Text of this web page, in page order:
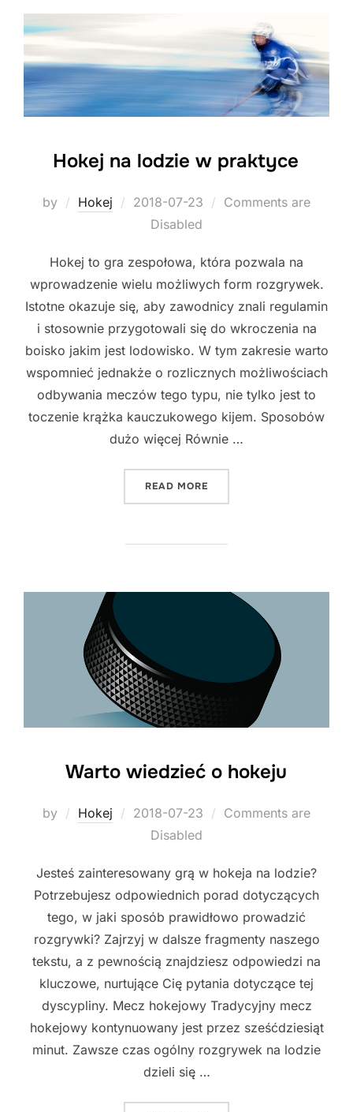
Hokej na lodzie w praktyce
by Hokej
Posted
2018-07-23
Comments are
Disabled
Hokej to gra zespołowa, która pozwala na
wprowadzenie wielu możliwych form rozgrywek.
Istotne okazuje się, aby zawodnicy znali regulamin
i stosownie przygotowali się do wkroczenia na
boisko jakim jest lodowisko. W tym zakresie warto
wspomnieć jednakże o rozlicznych możliwościach
odbywania meczów tego typu, nie tylko jest to
toczenie krążka kauczukowego kijem. Sposobów
dużo więcej Równie …
READ MORE
Warto wiedzieć o hokeju
by Hokej
Posted
2018-07-23
Comments are
Disabled
Jesteś zainteresowany grą w hokeja na lodzie?
Potrzebujesz odpowiednich porad dotyczących
tego, w jaki sposób prawidłowo prowadzić
rozgrywki? Zajrzyj w dalsze fragmenty naszego
tekstu, a z pewnością znajdziesz odpowiedzi na
kluczowe, nurtujące Cię pytania dotyczące tej
dyscypliny. Mecz hokejowy Tradycyjny mecz
hokejowy kontynuowany jest przez sześćdziesiąt
minut. Zawsze czas ogólny rozgrywek na lodzie
dzieli się …